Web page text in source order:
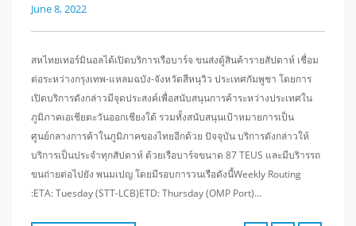
June 8, 2022
สหไทยเทอร์มินอลได้เปิดบริการเรือบาร์จ ขนส่งตู้สินค้ารายสัปดาห์ เชื่อม
ต่อระหว่างกรุงเทพ-แหลมฉบัง-จังหวัดสีหนุวิว ประเทศกัมพูชา โดยการ
เปิดบริการดังกล่าวมีจุดประสงค์เพื่อสนับสนุนการค้าระหว่างประเทศใน
ภูมิภาคเอเชียตะวันออกเชียงใต้ รวมทั้งสนับสนุนเป้าหมายการเป็น
ศูนย์กลางการค้าในภูมิภาคของไทยอีกด้วย ปัจจุบัน บริการดังกล่าวให้
บริการเป็นประจำทุกสัปดาห์ ด้วยเรือบาร์จขนาด 87 TEUS และมีบริารรถ
ขนถ่ายต่อไปยัง พนมเปญ โดยมีรอบการวนเรือดังนี้Weekly Routing
:ETA: Tuesday (STT-LCB)ETD: Thursday (OMP Port)…